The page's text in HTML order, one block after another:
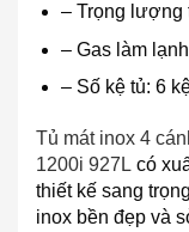
– Trọng lượng
– Gas làm
– Số kệ tủ: 6
Tủ mát inox 4
1200i 927L có
thiết kế sang
inox bền đẹp và